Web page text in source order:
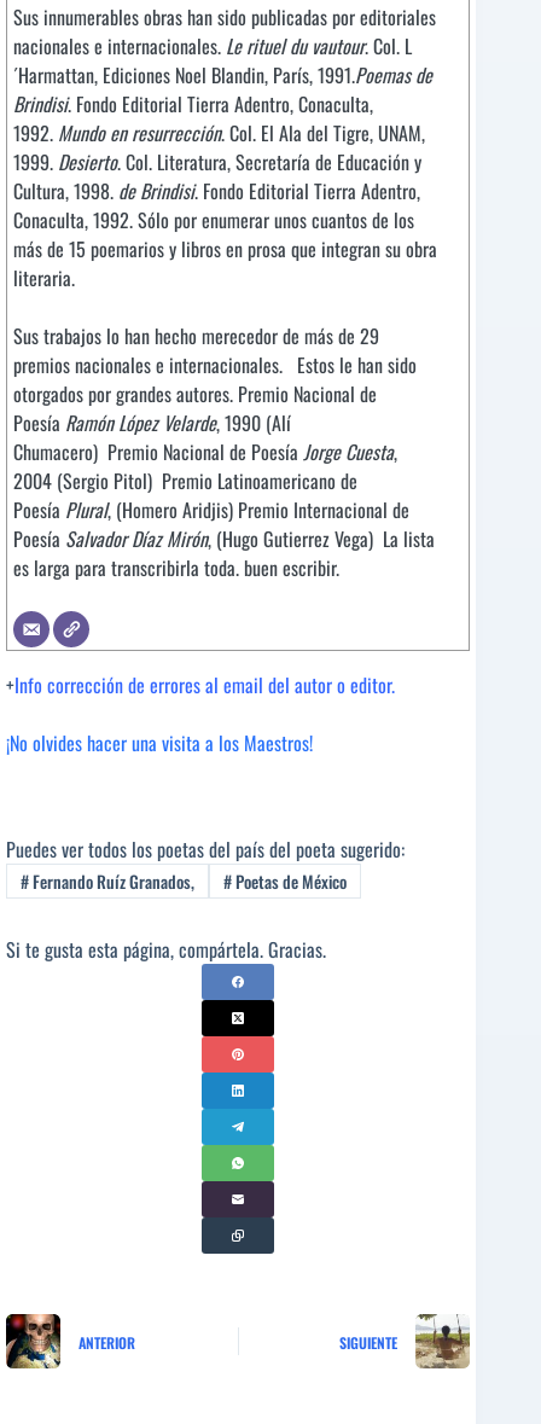
Sus innumerables obras han sido publicadas por editoriales
nacionales e internacionales. Le rituel du vautour. Col. L
´Harmattan, Ediciones Noel Blandin, París, 1991.Poemas de
Brindisi. Fondo Editorial Tierra Adentro, Conaculta,
1992. Mundo en resurrección. Col. El Ala del Tigre, UNAM,
1999. Desierto. Col. Literatura, Secretaría de Educación y
Cultura, 1998. de Brindisi. Fondo Editorial Tierra Adentro,
Conaculta, 1992. Sólo por enumerar unos cuantos de los
más de 15 poemarios y libros en prosa que integran su obra
literaria.
Sus trabajos lo han hecho merecedor de más de 29
premios nacionales e internacionales. Estos le han sido
otorgados por grandes autores. Premio Nacional de
Poesía Ramón López Velarde, 1990 (Alí
Chumacero) Premio Nacional de Poesía Jorge Cuesta,
2004 (Sergio Pitol) Premio Latinoamericano de
Poesía Plural, (Homero Aridjis) Premio Internacional de
Poesía Salvador Díaz Mirón, (Hugo Gutierrez Vega) La lista
es larga para transcribirla toda. buen escribir.
+Info corrección de errores al email del autor o editor.
¡No olvides hacer una visita a los Maestros!
Puedes ver todos los poetas del país del poeta sugerido:
#Fernando Ruíz Granados, #Poetas de México
Si te gusta esta página, compártela. Gracias.
ANTERIOR SIGUIENTE